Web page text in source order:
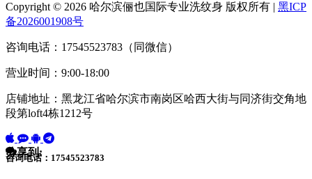
Copyright © 2026 哈尔滨俪也国际专业洗纹身 版权所有 | 黑ICP
备2026001908号
咨询电话：17545523783（同微信）
营业时间：9:00-18:00
店铺地址：黑龙江省哈尔滨市南岗区哈西大街与同济街交角地
段第loft4栋1212号
咨询电话：17545523783
分享到: